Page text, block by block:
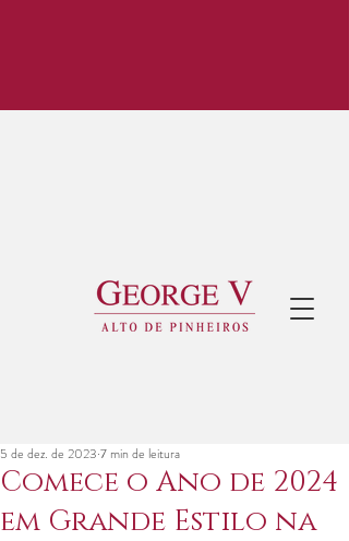
Comece o Ano de 2024
em Grande Estilo na
5 de dez. de 2023 7 min de leitura